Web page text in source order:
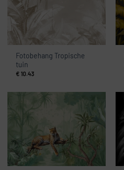
Fotobehang Tropische
tuin
€ 10.43